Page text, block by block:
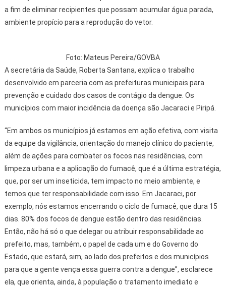
a fim de eliminar recipientes que possam acumular água parada,
ambiente propício para a reprodução do vetor.
Foto: Mateus Pereira/GOVBA
A secretária da Saúde, Roberta Santana, explica o trabalho
desenvolvido em parceria com as prefeituras municipais para
prevenção e cuidado dos casos de contágio da dengue. Os
municípios com maior incidência da doença são Jacaraci e Piripá.
“Em ambos os municípios já estamos em ação efetiva, com visita
da equipe da vigilância, orientação do manejo clínico do paciente,
além de ações para combater os focos nas residências, com
limpeza urbana e a aplicação do fumacê, que é a última estratégia,
que, por ser um inseticida, tem impacto no meio ambiente, e
temos que ter responsabilidade com isso. Em Jacaraci, por
exemplo, nós estamos encerrando o ciclo de fumacê, que dura 15
dias. 80% dos focos de dengue estão dentro das residências.
Então, não há só o que delegar ou atribuir responsabilidade ao
prefeito, mas, também, o papel de cada um e do Governo do
Estado, que estará, sim, ao lado dos prefeitos e dos municípios
para que a gente vença essa guerra contra a dengue”, esclarece
ela, que orienta, ainda, à população o tratamento imediato e